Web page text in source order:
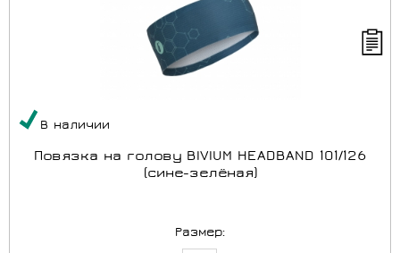
В наличии
Повязка на голову BIVIUM HEADBAND 101/126
(сине-зелёная)
Размер: